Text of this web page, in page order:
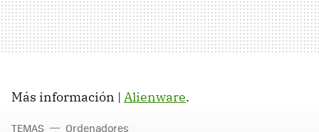
Más información | Alienware.
TEMAS Ordenadores